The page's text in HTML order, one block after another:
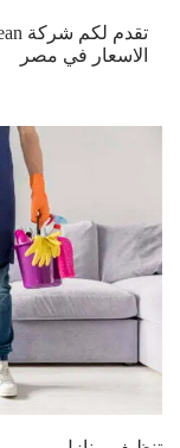
الاسعار في مصر